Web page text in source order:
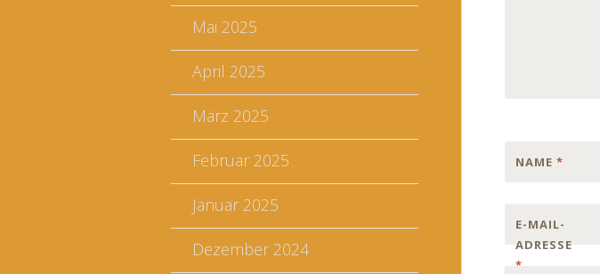
Mai 2025
April 2025
März 2025
Februar 2025
Januar 2025
Dezember 2024
NAME*
E-MAIL-
ADRESSE
*